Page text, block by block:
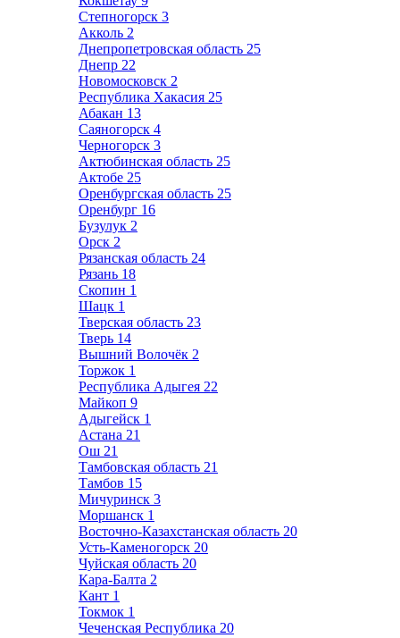
Степногорск 3
Акколь 2
Днепропетровская область 25
Днепр 22
Новомосковск 2
Республика Хакасия 25
Абакан 13
Саяногорск 4
Черногорск 3
Актюбинская область 25
Актобе 25
Оренбургская область 25
Оренбург 16
Бузулук 2
Орск 2
Рязанская область 24
Рязань 18
Скопин 1
Шацк 1
Тверская область 23
Тверь 14
Вышний Волочёк 2
Торжок 1
Республика Адыгея 22
Майкоп 9
Адыгейск 1
Астана 21
Ош 21
Тамбовская область 21
Тамбов 15
Мичуринск 3
Моршанск 1
Восточно-Казахстанская область 20
Усть-Каменогорск 20
Чуйская область 20
Кара-Балта 2
Кант 1
Токмок 1
Чеченская Республика 20